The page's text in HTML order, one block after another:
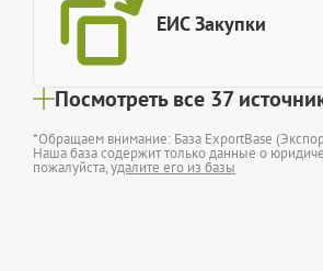
ЕИС Закупки
Посмотреть все 37
*Обращаем внимание: База ExportBase
Наша база содержит только данные о
пожалуйста,удалите его из базы